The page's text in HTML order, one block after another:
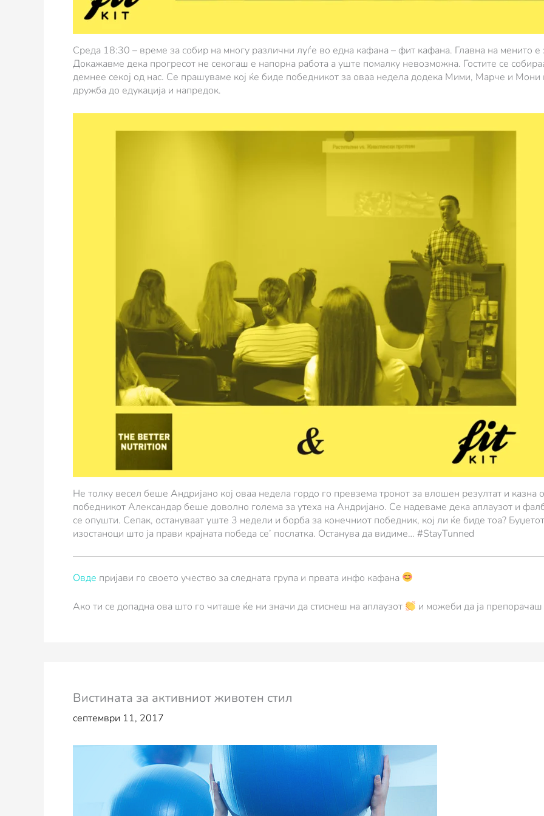
Среда 18:30 – време за собир на многу различни луѓе во една кафана – фит кафана. Главна на менито
Докажавме дека прогресот не секогаш е напорна работа а уште помалку невозможна. Гостите се
демнее секој од нас. Се прашуваме кој ќе биде победникот за оваа недела додека Мими, Марче и
дружба до едукација и напредок.
Не толку весел беше Андријано кој оваа недела гордо го превзема тронот за влошен резултат и казна
победникот Александар беше доволно голема за утеха на Андријано. Се надеваме дека аплаузот и
се опушти. Сепак, остануваат уште 3 недели и борба за конечниот победник, кој ли ќе биде тоа?
изостаноци што ја прави крајната победа се’ послатка. Останува да видиме… #StayTunned
Овде пријави го своето учество за следната група и првата инфо кафана
Ако ти се допадна ова што го читаше ќе ни значи да стиснеш на аплаузот и можеби да ја препорачаш
Вистината за активниот животен стил
септември 11, 2017